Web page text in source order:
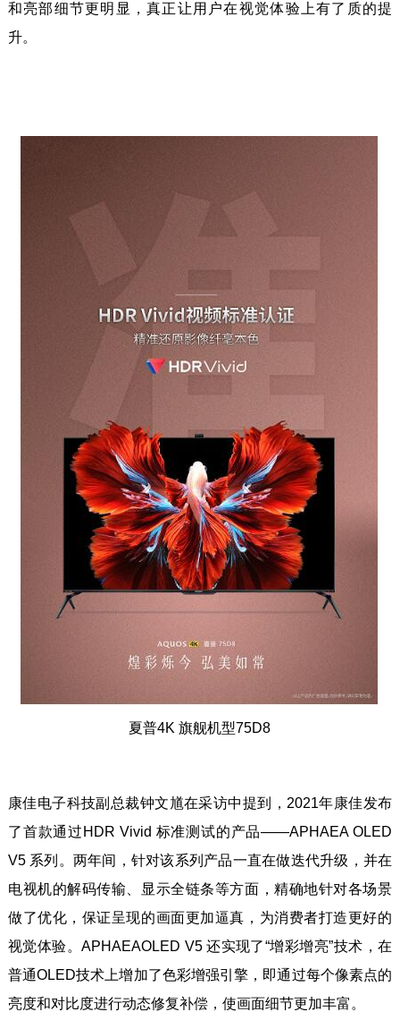
和亮部细节更明显，真正让用户在视觉体验上有了质的提
升。
夏普4K 旗舰机型75D8
康佳电子科技副总裁钟文馗在采访中提到，2021年康佳发布
了首款通过HDR Vivid 标准测试的产品——APHAEA OLED
V5 系列。两年间，针对该系列产品一直在做迭代升级，并在
电视机的解码传输、显示全链条等方面，精确地针对各场景
做了优化，保证呈现的画面更加逼真，为消费者打造更好的
视觉体验。APHAEAOLED V5 还实现了“增彩增亮”技术，在
普通OLED技术上增加了色彩增强引擎，即通过每个像素点的
亮度和对比度进行动态修复补偿，使画面细节更加丰富。